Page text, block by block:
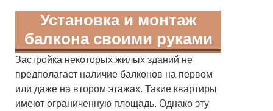
Установка и монтаж
балкона своими руками
Застройка некоторых жилых зданий не
предполагает наличие балконов на первом
или даже на втором этажах. Такие квартиры
имеют ограниченную площадь. Однако эту